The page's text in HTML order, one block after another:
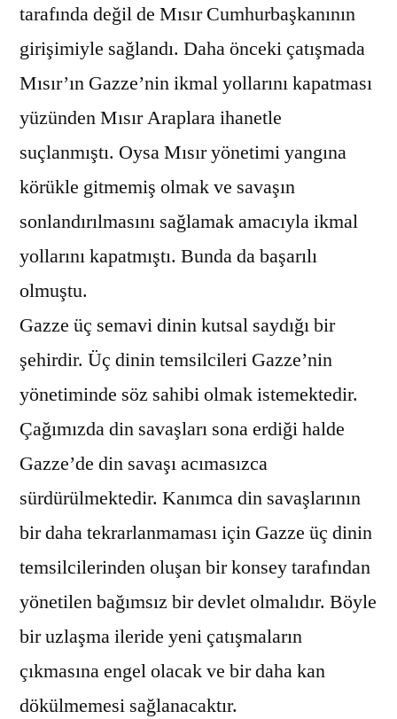
tarafında değil de Mısır Cumhurbaşkanının
girişimiyle sağlandı. Daha önceki çatışmada
Mısır’ın Gazze’nin ikmal yollarını kapatması
yüzünden Mısır Araplara ihanetle
suçlanmıştı. Oysa Mısır yönetimi yangına
körükle gitmemiş olmak ve savaşın
sonlandırılmasını sağlamak amacıyla ikmal
yollarını kapatmıştı. Bunda da başarılı
olmuştu.
Gazze üç semavi dinin kutsal saydığı bir
şehirdir. Üç dinin temsilcileri Gazze’nin
yönetiminde söz sahibi olmak istemektedir.
Çağımızda din savaşları sona erdiği halde
Gazze’de din savaşı acımasızca
sürdürülmektedir. Kanımca din savaşlarının
bir daha tekrarlanmaması için Gazze üç dinin
temsilcilerinden oluşan bir konsey tarafından
yönetilen bağımsız bir devlet olmalıdır. Böyle
bir uzlaşma ileride yeni çatışmaların
çıkmasına engel olacak ve bir daha kan
dökülmemesi sağlanacaktır.